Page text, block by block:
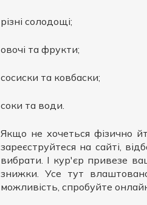
різні солодощі;
овочі та фрукти;
сосиски та ковбаски;
соки та води.
Якщо не хочеться фізично
зареєструйтеся на сайті,
вибрати. І кур'єр привезе
знижки. Усе тут
можливість, спробуйте